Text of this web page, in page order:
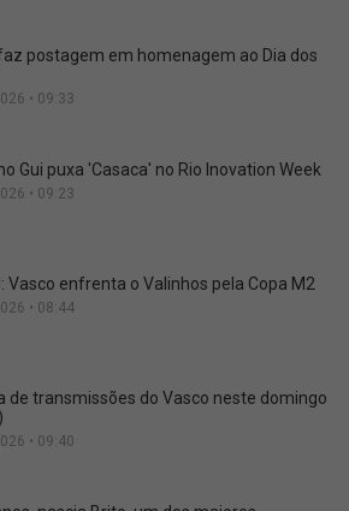
postagem em homenagem ao Dia dos
• 09:33
Gui puxa 'Casaca' no Rio Inovation Week
• 09:23
Vasco enfrenta o Valinhos pela Copa M2
• 08:44
de transmissões do Vasco neste domingo
• 09:40